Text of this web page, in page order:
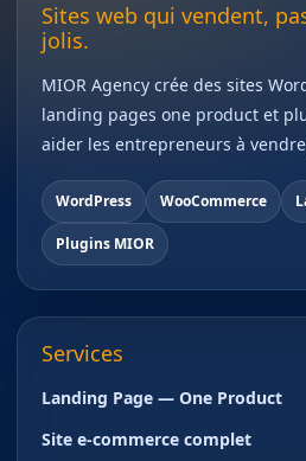
Sites web qui vendent,
jolis.
MIOR Agency crée des sites
landing pages one product et
aider les entrepreneurs à
WordPress WooCommerce
Plugins MIOR
Services
Landing Page — One Product
Site e-commerce complet